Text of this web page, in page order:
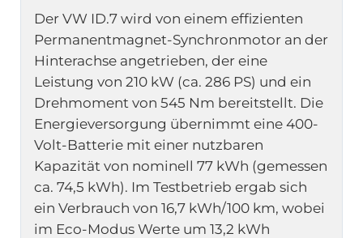
Der VW ID.7 wird von einem effizienten
Permanentmagnet-Synchronmotor an der
Hinterachse angetrieben, der eine
Leistung von 210 kW (ca. 286 PS) und ein
Drehmoment von 545 Nm bereitstellt. Die
Energieversorgung übernimmt eine 400-
Volt-Batterie mit einer nutzbaren
Kapazität von nominell 77 kWh (gemessen
ca. 74,5 kWh). Im Testbetrieb ergab sich
ein Verbrauch von 16,7 kWh/100 km, wobei
im Eco-Modus Werte um 13,2 kWh